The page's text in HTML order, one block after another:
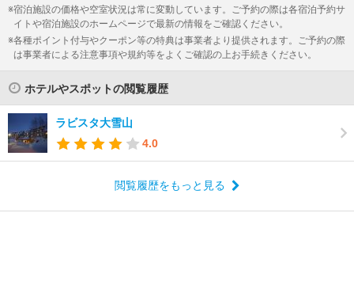
宿泊施設の価格や空室状況は常に変動しています。ご予約の際は各宿泊予約サ
イトや宿泊施設のホームページで最新の情報をご確認ください。
各種ポイント付与やクーポン等の特典は事業者より提供されます。ご予約の際
は事業者による注意事項や規約等をよくご確認の上お手続きください。
ホテルやスポットの閲覧履歴
ラビスタ大雪山
4.0
閲覧履歴をもっと見る